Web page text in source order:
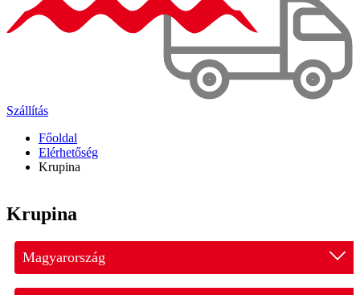
Szállítás
Főoldal
Elérhetőség
Krupina
Krupina
Magyarország